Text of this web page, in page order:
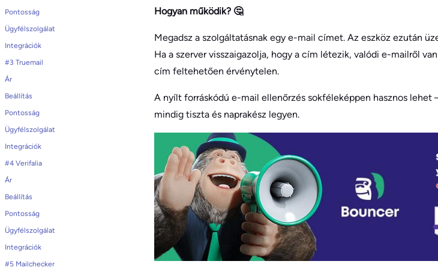
Pontosság
Ügyfélszolgálat
Integrációk
#3 Truemail
Ár
Beállítás
Pontosság
Ügyfélszolgálat
Integrációk
#4 Verifalia
Ár
Beállítás
Pontosság
Ügyfélszolgálat
Integrációk
#5 Mailchecker
Hogyan működik? 🤔
Megadsz a szolgáltatásnak egy e-mail címet. Az eszköz ezután
Ha a szerver visszaigazolja, hogy a cím létezik, valódi e-mailről
cím feltehetően érvénytelen.
A nyílt forráskódú e-mail ellenőrzés sokféleképpen hasznos lehet
mindig tiszta és naprakész legyen.